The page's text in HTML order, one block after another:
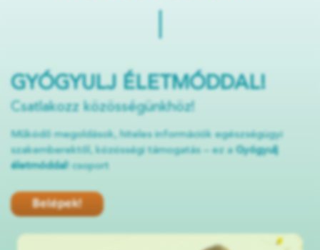
GYÓGYULJ ÉLETMÓDDAL!
Csatlakozz közösségünkhöz!
Működő megoldások, hiteles információk egészségügyi
szakemberektől, közösségi támogatás – ez a Gyógyulj
életmóddal! csoport
Belépek!